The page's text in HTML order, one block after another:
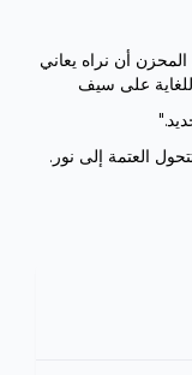
أن نراه يعاني
العتمة إلى نور